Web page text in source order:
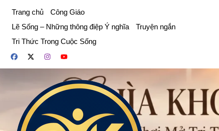
phần
dung
Trang chủ
Công Giáo
Lẽ Sống – Những thông điệp Ý nghĩa
Truyện ngắn
Tri Thức Trong Cuộc Sống